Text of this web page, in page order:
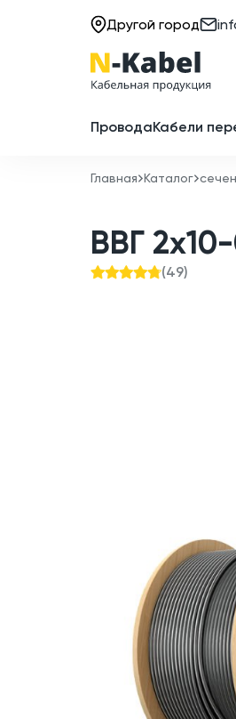
Другой город
ПроводаКабели
Главная Каталог
ВВГ
(49)